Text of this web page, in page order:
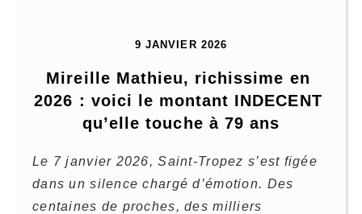
9 JANVIER 2026
Mireille Mathieu, richissime en
2026 : voici le montant INDECENT
qu’elle touche à 79 ans
Le 7 janvier 2026, Saint-Tropez s’est figée
dans un silence chargé d’émotion. Des
centaines de proches, des milliers